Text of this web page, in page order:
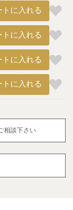
トに入れる
トに入れる
トに入れる
トに入れる
相談下さい